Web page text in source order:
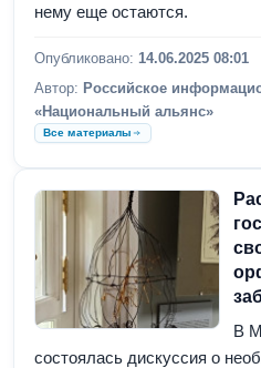
нему еще остаются.
Опубликовано: 14.06.2025 08:01
Автор: Российское
«Национальный альянс»
Все материалы
В
состоялась дискуссия о